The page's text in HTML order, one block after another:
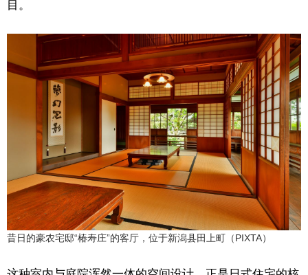
目。
昔日的豪农宅邸“椿寿庄”的客厅，位于新潟县田上町（PIXTA）